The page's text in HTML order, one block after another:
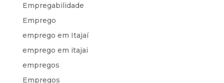
Empregabilidade
Emprego
emprego em Itajaí
emprego em itajai
empregos
Empregos